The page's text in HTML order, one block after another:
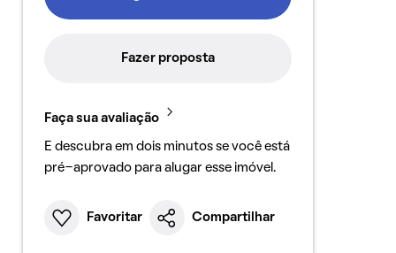
Fazer proposta
Faça sua avaliação
E descubra em dois minutos se você está
pré-aprovado para alugar esse imóvel.
Favoritar Compartilhar